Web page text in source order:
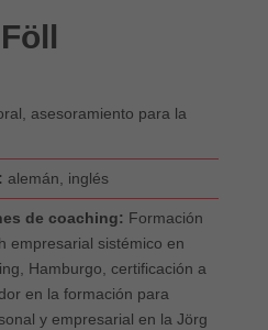
asesoramiento para la
alemán, inglés
de coaching: Formación
empresarial sistémico en
Hamburgo, certificación a
en la formación para
y empresarial en la Jörg